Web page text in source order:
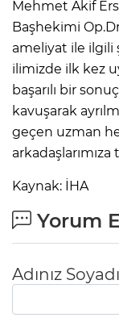
Mehmet Akif
Başhekimi
ameliyat ile ilgili
ilimizde ilk kez
başarılı bir
kavuşarak
geçen uzman
Kaynak: İHA
Yorum
Adınız